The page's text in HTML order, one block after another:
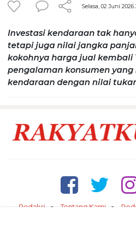
Selasa, 02 Juni 2026
Investasi kendaraan tak
tetapi juga nilai jangka
kokohnya harga jual kembali
pengalaman konsumen yang
kendaraan dengan nilai
Redaksi Tentang Kami